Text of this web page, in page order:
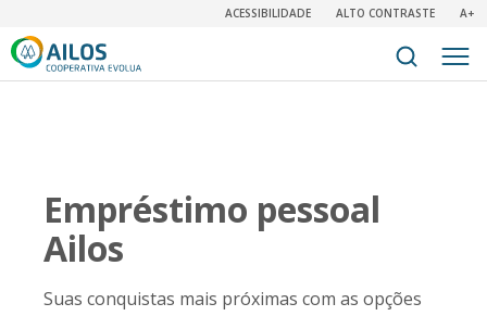
ACESSIBILIDADE ALTO CONTRASTE A+
Empréstimo pessoal
Ailos
Suas conquistas mais próximas com as opções